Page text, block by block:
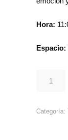
Hora:
Espacio:
Categoría: